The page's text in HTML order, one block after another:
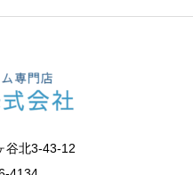
谷北3-43-12